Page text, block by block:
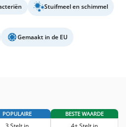
Stuifmeel en schimmel
Gemaakt in de EU
POPULAIRE BESTE WAARDE